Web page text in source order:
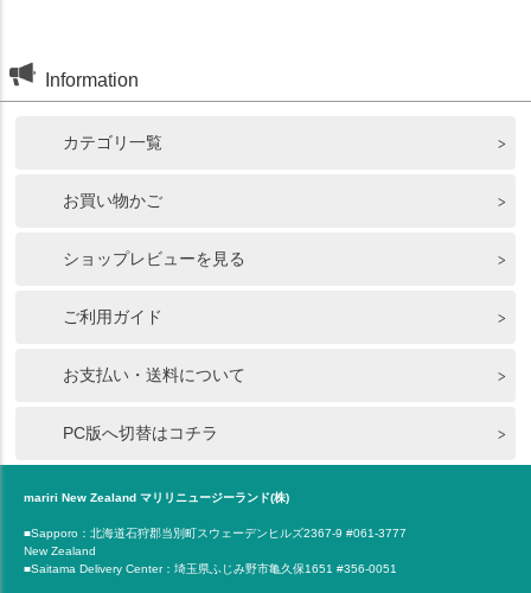
Information
カテゴリ一覧
お買い物かご
ショップレビューを見る
ご利用ガイド
お支払い・送料について
PC版へ切替はコチラ
mariri New Zealand マリリニュージーランド(株)
■Sapporo：北海道石狩郡当別町スウェーデンヒルズ2367-9 #061-3777
New Zealand
■Saitama Delivery Center：埼玉県ふじみ野市亀久保1651 #356-0051